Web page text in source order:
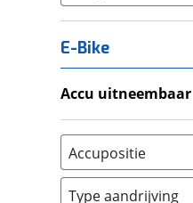
E-Bike
Accu uitneembaar
Nee, vast (0)
Accupositie
Bagagedrager (0)
Type aandrijving